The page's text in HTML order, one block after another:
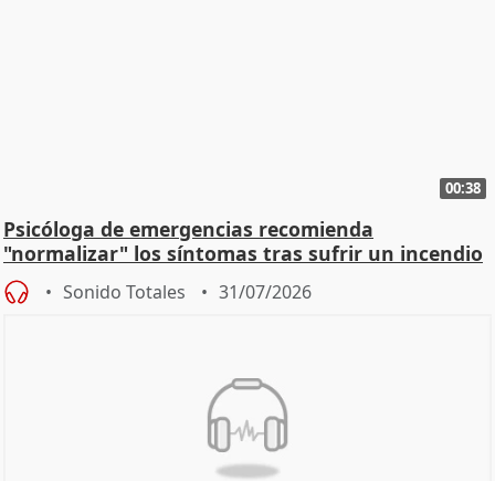
00:38
Psicóloga de emergencias recomienda
"normalizar" los síntomas tras sufrir un incendio
Sonido Totales 31/07/2026